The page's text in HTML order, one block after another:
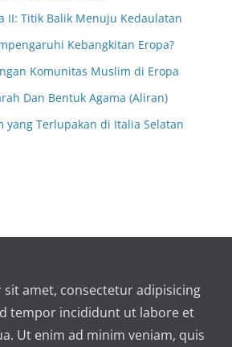
II: Titik Balik Menuju Kedaulatan
Kebangkitan Eropa?
Komunitas Muslim di Eropa
Dan Bentuk Agama (Aliran)
yang Terlupakan di Italia Selatan
amet, consectetur adipisicing
tempor incididunt ut labore et
Ut enim ad minim veniam, quis